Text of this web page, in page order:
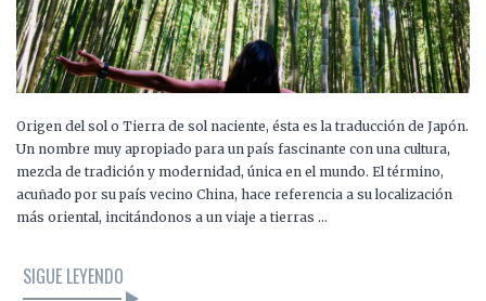
Origen del sol o Tierra de sol naciente, ésta es la traducción de Japón.
Un nombre muy apropiado para un país fascinante con una cultura,
mezcla de tradición y modernidad, única en el mundo. El término,
acuñado por su país vecino China, hace referencia a su localización
más oriental, incitándonos a un viaje a tierras …
SIGUE LEYENDO